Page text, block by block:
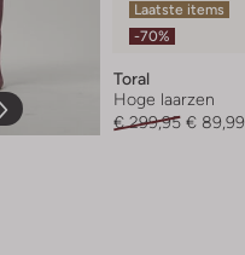
Laatste items
-70%
Toral
Hoge laarzen
€ 299,95 € 89,99